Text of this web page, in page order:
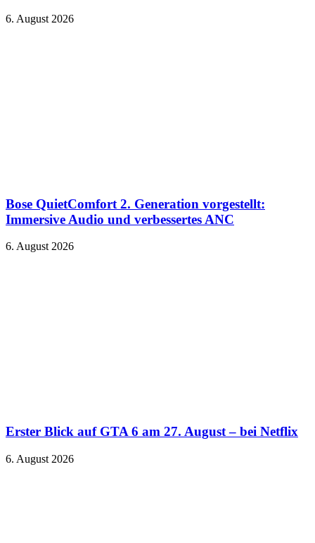
6. August 2026
Bose QuietComfort 2. Generation vorgestellt:
Immersive Audio und verbessertes ANC
6. August 2026
Erster Blick auf GTA 6 am 27. August – bei Netflix
6. August 2026